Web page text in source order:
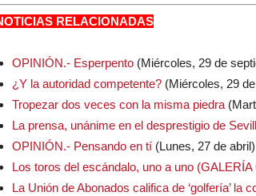
RELACIONADAS
OPINIÓN.- Esperpento (Miércoles, 29 de
¿Y la autoridad competente? (Miércoles, 29
Tropezar dos veces con la misma piedra
La prensa, unánime en el desprestigio de
OPINIÓN.- Pensando en tí (Lunes, 27 de abril)
Los toros del escándalo, uno a uno
La Unión de Abonados califica de ‘golfería’ la